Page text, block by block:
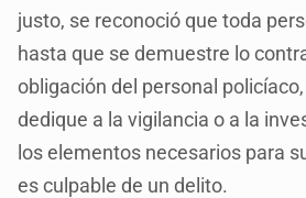
justo, se reconoció que toda
hasta que se demuestre lo
obligación del personal
dedique a la vigilancia o a la
los elementos necesarios para
es culpable de un delito.